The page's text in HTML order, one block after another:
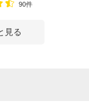
90件
見る